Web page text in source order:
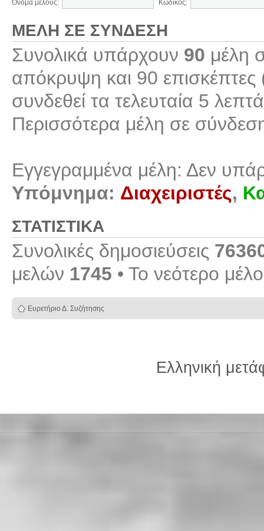
Όνομα μέλους: Κωδικός:
ΜΈΛΗ ΣΕ ΣΎΝΔΕΣΗ
Συνολικά υπάρχουν 90 μέλη
απόκρυψη και 90
συνδεθεί τα τελευταία 5
Περισσότερα μέλη σε
Εγγεγραμμένα μέλη: Δεν
Υπόμνημα: Διαχειριστές,
ΣΤΑΤΙΣΤΙΚΆ
Συνολικές δημοσιεύσεις
μελών 1745 • Το νεότερο
Ευρετήριο Δ. Συζήτησης
Ελληνική